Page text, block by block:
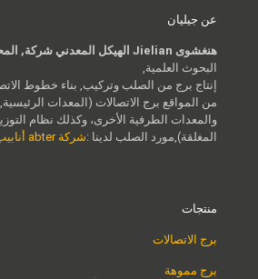
عن جيليان
هنغشوى Jielian الهيكل المعدني شركة, المحدودة
البحوث العلمية,
إنتاج برج من الصلب وتركيب, بناء خطوط
من المواقع برج الاتصالات (المعدات الرئيسية,
والمعدات الطرفية الأخرى، وكذلك نظام
المغلقة),مورد الصلب لدينا :شركة abter أنابيب الصلب المحدودة
منتجات
برج الاتصالات
برج مموهة